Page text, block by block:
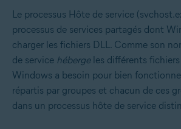
Le processus Hôte de service
processus de services partagés dont
charger les fichiers DLL. Comme son
de service hébergeles différents
Windows a besoin pour bien
répartis par groupes et chacun de ces
dans un processus hôte de service